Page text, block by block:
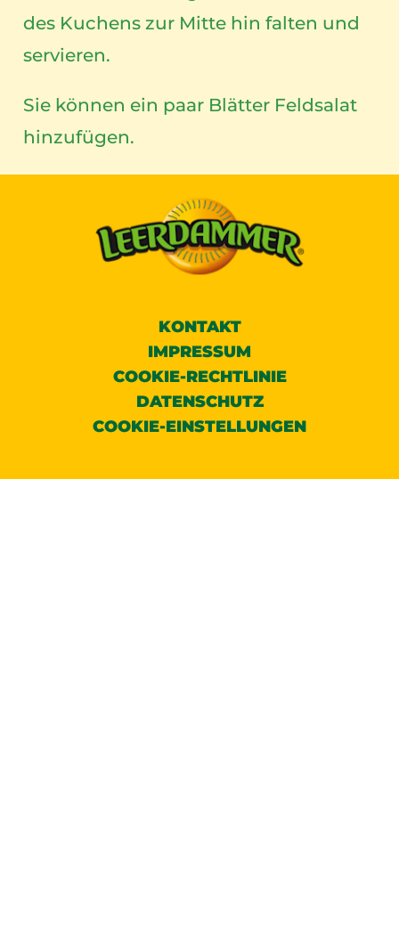
des Kuchens zur Mitte hin falten und
servieren.
Sie können ein paar Blätter Feldsalat
hinzufügen.
KONTAKT
IMPRESSUM
COOKIE-RECHTLINIE
DATENSCHUTZ
COOKIE-EINSTELLUNGEN